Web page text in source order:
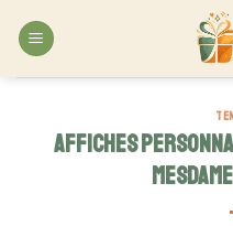
Affiches